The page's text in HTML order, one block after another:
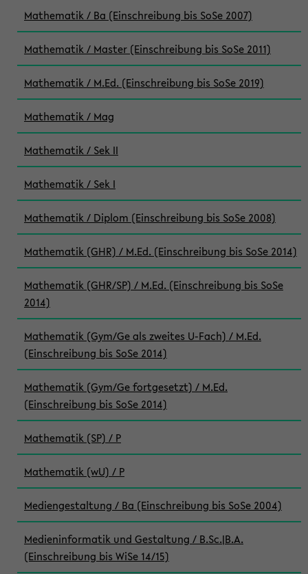
Mathematik / Ba (Einschreibung bis SoSe 2007)
Mathematik / Master (Einschreibung bis SoSe 2011)
Mathematik / M.Ed. (Einschreibung bis SoSe 2019)
Mathematik / Mag
Mathematik / Sek II
Mathematik / Sek I
Mathematik / Diplom (Einschreibung bis SoSe 2008)
Mathematik (GHR) / M.Ed. (Einschreibung bis SoSe 2014)
Mathematik (GHR/SP) / M.Ed. (Einschreibung bis SoSe
2014)
Mathematik (Gym/Ge als zweites U-Fach) / M.Ed.
(Einschreibung bis SoSe 2014)
Mathematik (Gym/Ge fortgesetzt) / M.Ed.
(Einschreibung bis SoSe 2014)
Mathematik (SP) / P
Mathematik (wU) / P
Mediengestaltung / Ba (Einschreibung bis SoSe 2004)
Medieninformatik und Gestaltung / B.Sc.|B.A.
(Einschreibung bis WiSe 14/15)